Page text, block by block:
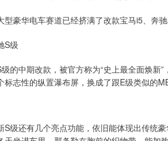
型豪华电车赛道已经挤满了改款宝马i5、奔
S级
的中期改款，被官方称为“史上最全面焕新
标志性的纵置瀑布屏，换成了跟E级类似的
S级还有几个亮点功能，依旧能体现出传统